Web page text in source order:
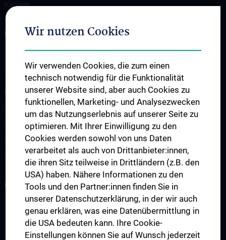
Karriere
INFORMATIONEN FÜR PATIENT:INNEN
Ressourcen
STUDIUM, AUS- UND WEITERBILDUNG
ESTS - Webinare
Vienna-Toronto-Vanderbilt Lung Transplant Academy
Famulaturen und klinisch-praktisches Jahr
Diplomarbeit und wissenschaftliche Mitarbeit
FORSCHUNG
Publikationsliste
Experimentelle Forschung
Laufende klinische Studien
Wir nutzen Cookies
Wir verwenden Cookies, die zum einen
technisch notwendig für die Funktionalität
unserer Website sind, aber auch Cookies zu
funktionellen, Marketing- und Analysezwecken
um das Nutzungserlebnis auf unserer Seite zu
optimieren. Mit Ihrer Einwilligung zu den
Cookies werden sowohl von uns Daten
verarbeitet als auch von Drittanbieter:innen,
die ihren Sitz teilweise in Drittländern (z.B. den
USA) haben. Nähere Informationen zu den
Tools und den Partner:innen finden Sie in
unserer Datenschutzerklärung, in der wir auch
genau erklären, was eine Datenübermittlung in
die USA bedeuten kann. Ihre Cookie-
Einstellungen können Sie auf Wunsch jederzeit